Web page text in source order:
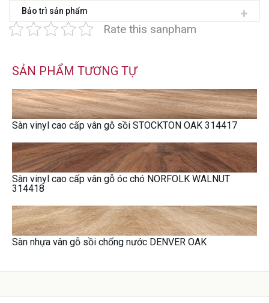
Bảo trì sản phẩm
Rate this sanpham
SẢN PHẨM TƯƠNG TỰ
Sàn vinyl cao cấp vân gỗ sồi STOCKTON OAK 314417
Sàn vinyl cao cấp vân gỗ óc chó NORFOLK WALNUT
314418
Sàn nhựa vân gỗ sồi chống nước DENVER OAK